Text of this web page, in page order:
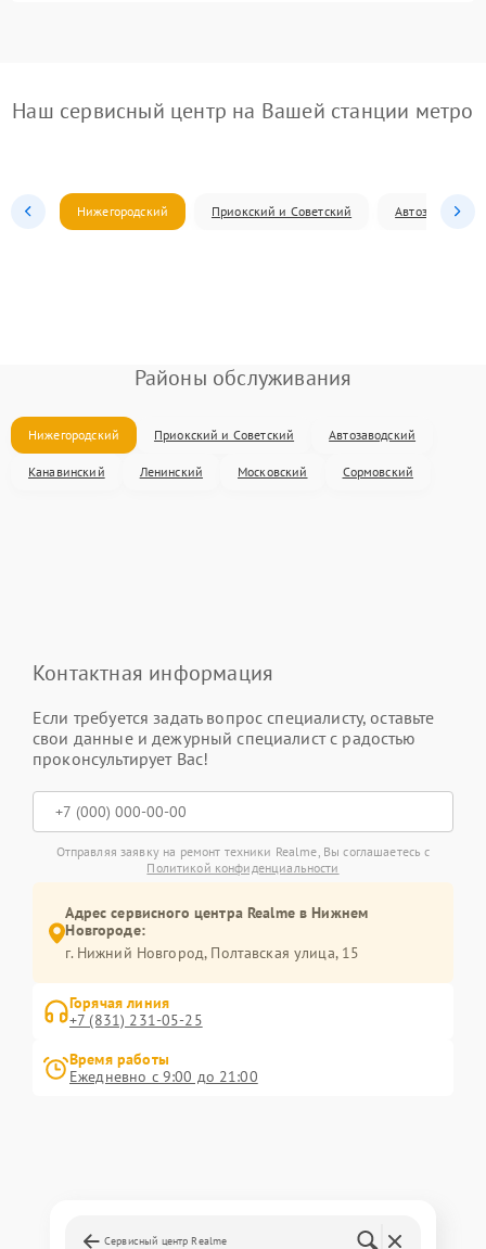
Наш сервисный центр на Вашей станции метро
Нижегородский Приокский и Советский Автозаводский
Районы обслуживания
Нижегородский Приокский и Советский Автозаводский
Канавинский Ленинский Московский Сормовский
Контактная информация
Если требуется задать вопрос специалисту, оставьте
свои данные и дежурный специалист с радостью
проконсультирует Вас!
Отправляя заявку на ремонт техники Realme, Вы соглашаетесь с
Политикой конфиденциальности
Адрес сервисного центра Realme в Нижнем
Новгороде:
г. Нижний Новгород, Полтавская улица, 15
Горячая линия
+7 (831) 231-05-25
Время работы
Ежедневно с 9:00 до 21:00
Сервисный центр Realme